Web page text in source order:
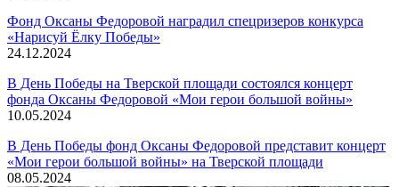
Фонд Оксаны Федоровой наградил спецризеров конкурса
«Нарисуй Ёлку Победы»
24.12.2024
В День Победы на Тверской площади состоялся концерт
фонда Оксаны Федоровой «Мои герои большой войны»
10.05.2024
В День Победы фонд Оксаны Федоровой представит концерт
«Мои герои большой войны» на Тверской площади
08.05.2024